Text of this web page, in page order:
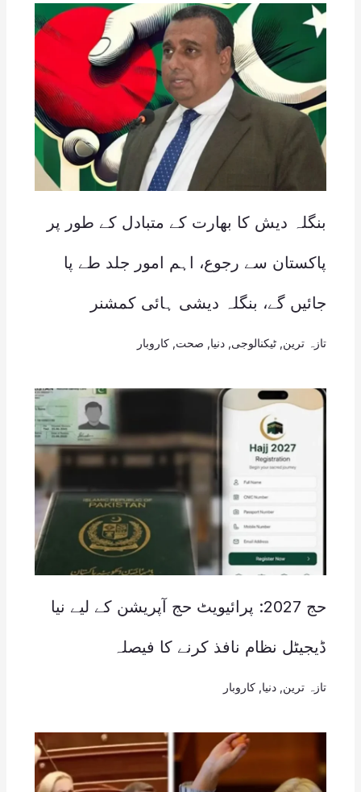
بنگلہ دیش کا بھارت کے متبادل کے طور پر
پاکستان سے رجوع، اہم امور جلد طے پا
جائیں گے، بنگلہ دیشی ہائی کمشنر
تازہ ترین ٹیکنالوجی دنیا صحت کاروبار
حج 2027: پرائیویٹ حج آپریشن کے لیے نیا
ڈیجیٹل نظام نافذ کرنے کا فیصلہ
تازہ ترین دنیا کاروبار